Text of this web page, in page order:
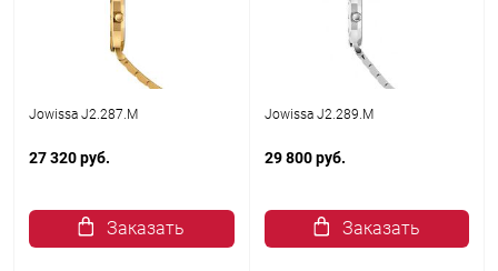
Jowissa J2.287.M
27 320 руб.
Заказать
Jowissa J2.289.M
29 800 руб.
Заказать